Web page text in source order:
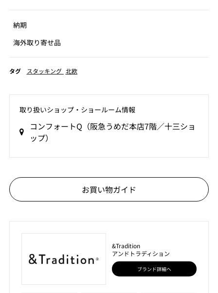
納期
海外取り寄せ品
タグ スタッキング 北欧
取り扱いショップ‧ショールーム情報
コンフォートQ（阪急うめだ本店7階／十三ショ
ップ）
お買い物ガイド
&Tradition
アンドトラディション
ブランド詳細へ